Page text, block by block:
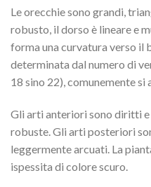
Le orecchie sono grandi,
robusto, il dorso è lineare e
forma una curvatura verso il
determinata dal numero di
18 sino 22), comunemente si
Gli arti anteriori sono diritti
robuste. Gli arti posteriori
leggermente arcuati. La
ispessita di colore scuro.